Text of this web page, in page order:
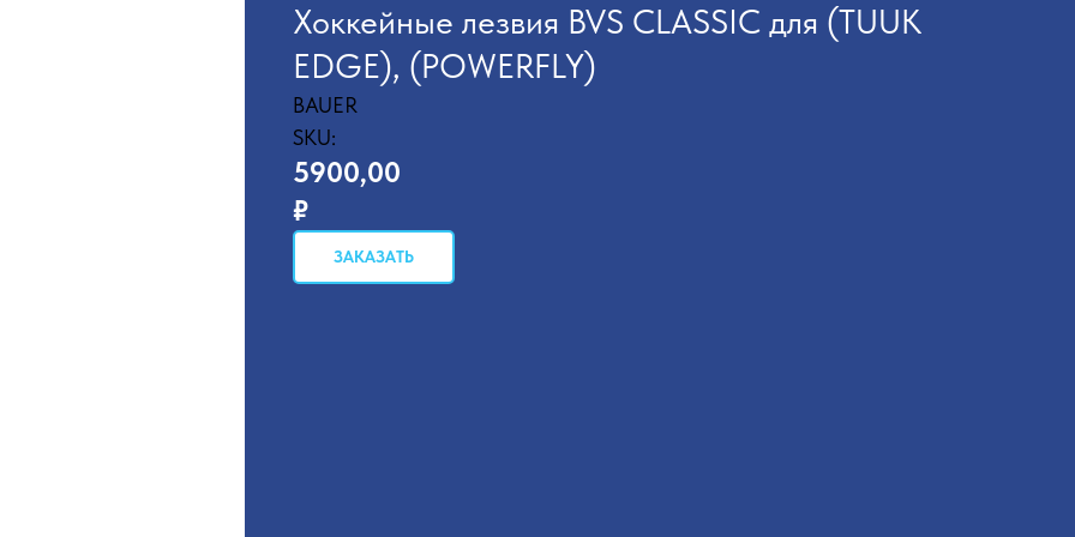
Хоккейные лезвия BVS CLASSIC для (TUUK
EDGE), (POWERFLY)
BAUER
SKU:
5900,00
₽
ЗАКАЗАТЬ